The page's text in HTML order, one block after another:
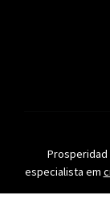
Prosperidad
especialista em